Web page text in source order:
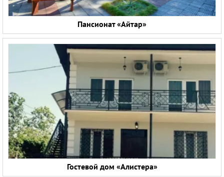
Пансионат «Айтар»
Гостевой дом «Алистера»